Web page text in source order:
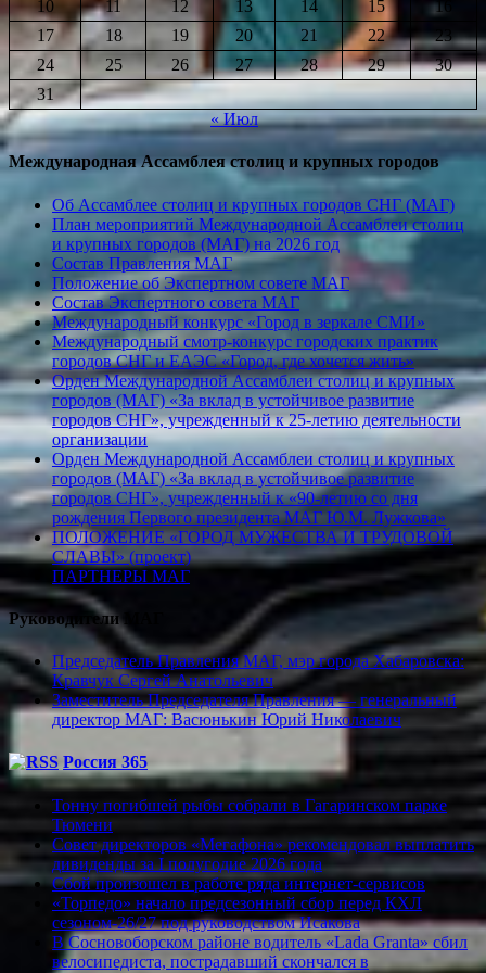
10
11 12 13 14 15
16
17
18 19 20 21 22
23
24
25 26 27 28 29
30
31
« Июл
Международная Ассамблея столиц и крупных городов
Об Ассамблее столиц и крупных городов СНГ (МАГ)
План мероприятий Международной Ассамблеи столиц
и крупных городов (МАГ) на 2026 год
Состав Правления МАГ
Положение об Экспертном совете МАГ
Состав Экспертного совета МАГ
Международный конкурс «Город в зеркале СМИ»
Международный смотр-конкурс городских практик
городов СНГ и ЕАЭС «Город, где хочется жить»
Орден Международной Ассамблеи столиц и крупных
городов (МАГ) «За вклад в устойчивое развитие
городов СНГ», учрежденный к 25-летию деятельности
организации
Орден Международной Ассамблеи столиц и крупных
городов (МАГ) «За вклад в устойчивое развитие
городов СНГ», учрежденный к «90-летию со дня
рождения Первого президента МАГ Ю.М. Лужкова»
ПОЛОЖЕНИЕ «ГОРОД МУЖЕСТВА И ТРУДОВОЙ
СЛАВЫ» (проект)
ПАРТНЕРЫ МАГ
Руководители МАГ
Председатель Правления МАГ, мэр города Хабаровска:
Кравчук Сергей Анатольевич
Заместитель Председателя Правления — генеральный
директор МАГ: Васюнькин Юрий Николаевич
Россия 365
Тонну погибшей рыбы собрали в Гагаринском парке
Тюмени
Совет директоров «Мегафона» рекомендовал выплатить
дивиденды за I полугодие 2026 года
Сбой произошел в работе ряда интернет-сервисов
«Торпедо» начало предсезонный сбор перед КХЛ
сезоном-26/27 под руководством Исакова
В Сосновоборском районе водитель «Lada Granta» сбил
велосипедиста, пострадавший скончался в